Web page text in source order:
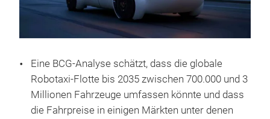
Eine BCG-Analyse schätzt, dass die globale
Robotaxi-Flotte bis 2035 zwischen 700.000 und 3
Millionen Fahrzeuge umfassen könnte und dass
die Fahrpreise in einigen Märkten unter denen